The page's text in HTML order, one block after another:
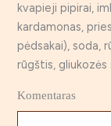
kvapieji pipirai,
kardamonas,
pėdsakai), soda,
rūgštis, gliukozės
Komentaras